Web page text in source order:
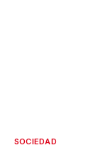
SOCIEDAD